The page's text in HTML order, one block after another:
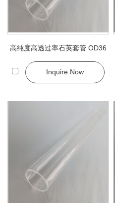
高纯度高透过率石英套管 OD36
Inquire Now